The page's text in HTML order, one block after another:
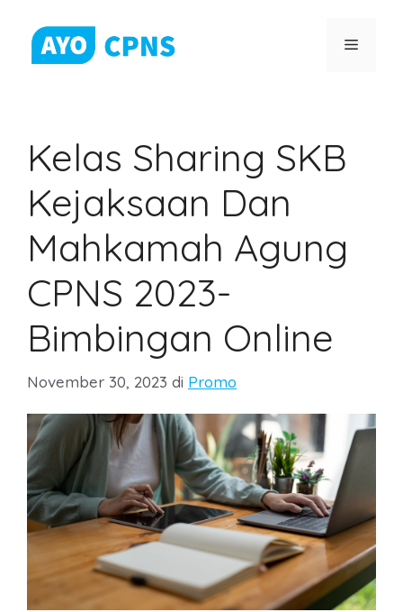
content
Menu
Kelas Sharing SKB
Kejaksaan Dan
Mahkamah Agung
CPNS 2023-
Bimbingan Online
November 30, 2023 di Categories
Promo